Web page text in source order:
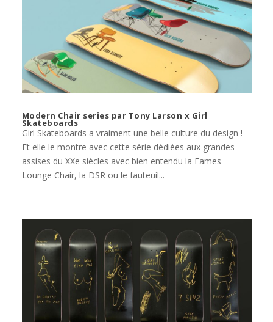
Modern Chair series par Tony Larson x Girl
Skateboards
Girl Skateboards a vraiment une belle culture du design !
Et elle le montre avec cette série dédiées aux grandes
assises du XXe siècles avec bien entendu la Eames
Lounge Chair, la DSR ou le fauteuil...